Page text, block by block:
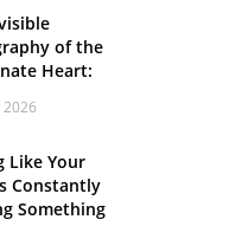
of the
Heart:
Solitude in
Stadiums
2026
Like Your
Constantly
Something